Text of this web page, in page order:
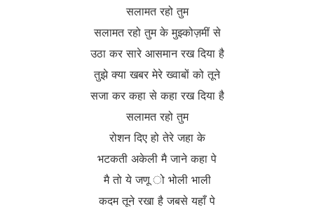
सलामत रहो तुम
सलामत रहो तुम के मुझ्कोज़मीं से
उठा कर सारे आसमान रख दिया है
तुझे क्या खबर मेरे ख्वाबों को तूने
सजा कर कहा से कहा रख दिया है
सलामत रहो तुम
रोशन दिए हो तेरे जहा के
भटकती अकेली मै जाने कहा पे
मै तो ये जणू ो भोली भाली
कदम तूने रखा है जबसे यहाँ पे